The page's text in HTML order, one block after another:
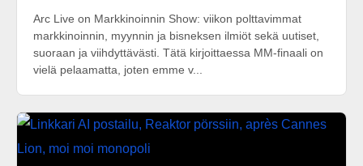
Arc Live on Markkinoinnin Show: viikon polttavimmat
markkinoinnin, myynnin ja bisneksen ilmiöt sekä uutiset,
suoraan ja viihdyttävästi. Tätä kirjoittaessa MM-finaali on
vielä pelaamatta, joten emme v...